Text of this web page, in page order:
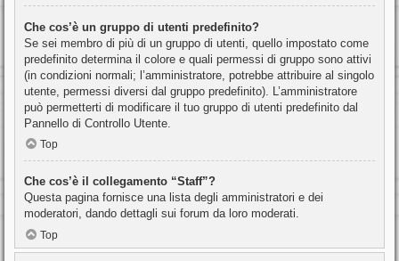
Che cos’è un gruppo di utenti predefinito?
Se sei membro di più di un gruppo di utenti, quello impostato come
predefinito determina il colore e quali permessi di gruppo sono attivi
(in condizioni normali; l’amministratore, potrebbe attribuire al singolo
utente, permessi diversi dal gruppo predefinito). L’amministratore
può permetterti di modificare il tuo gruppo di utenti predefinito dal
Pannello di Controllo Utente.
Top
Che cos’è il collegamento “Staff”?
Questa pagina fornisce una lista degli amministratori e dei
moderatori, dando dettagli sui forum da loro moderati.
Top